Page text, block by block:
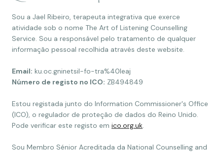
Sou a Jael Ribeiro, terapeuta integrativa que exerce
atividade sob o nome The Art of Listening Counselling
Service. Sou a responsável pelo tratamento de qualquer
informação pessoal recolhida através deste website.
Email: ku.oc.gninetsil-fo-tra%40leaj
Número de registo no ICO: ZB494849
Estou registada junto do Information Commissioner's Office
(ICO), o regulador de proteção de dados do Reino Unido.
Pode verificar este registo em ico.org.uk.
Sou Membro Sénior Acreditada da National Counselling and